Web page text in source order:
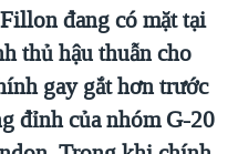
MỸ: QUÁ KHỨ VÀ HIỆN
đang có mặt tại
thủ hậu thuẫn cho
gay gắt hơn trước
đỉnh của nhóm G-20